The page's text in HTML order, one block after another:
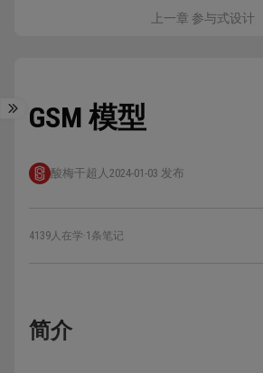
上一章 参与式设计
GSM 模型
酸梅干超人 2024-01-03 发布
4139人在学·1条笔记
简介